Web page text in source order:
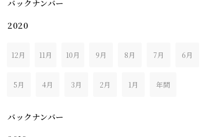
バックナンバー
2020
12月 11月 10月 9月 8月 7月 6月
5月 4月 3月 2月 1月 年間
バックナンバー